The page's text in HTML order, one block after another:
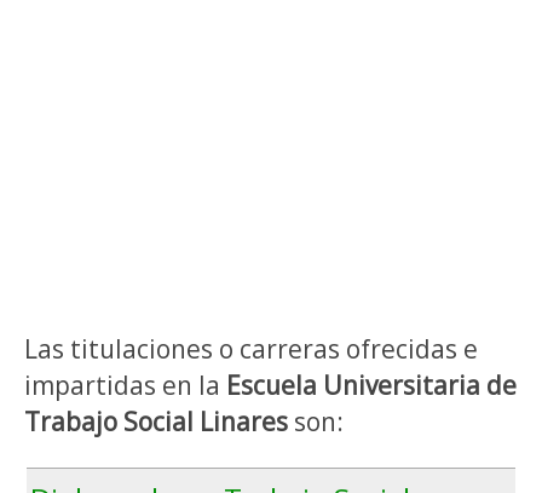
Las titulaciones o carreras ofrecidas e
impartidas en la Escuela Universitaria de
Trabajo Social Linares son: